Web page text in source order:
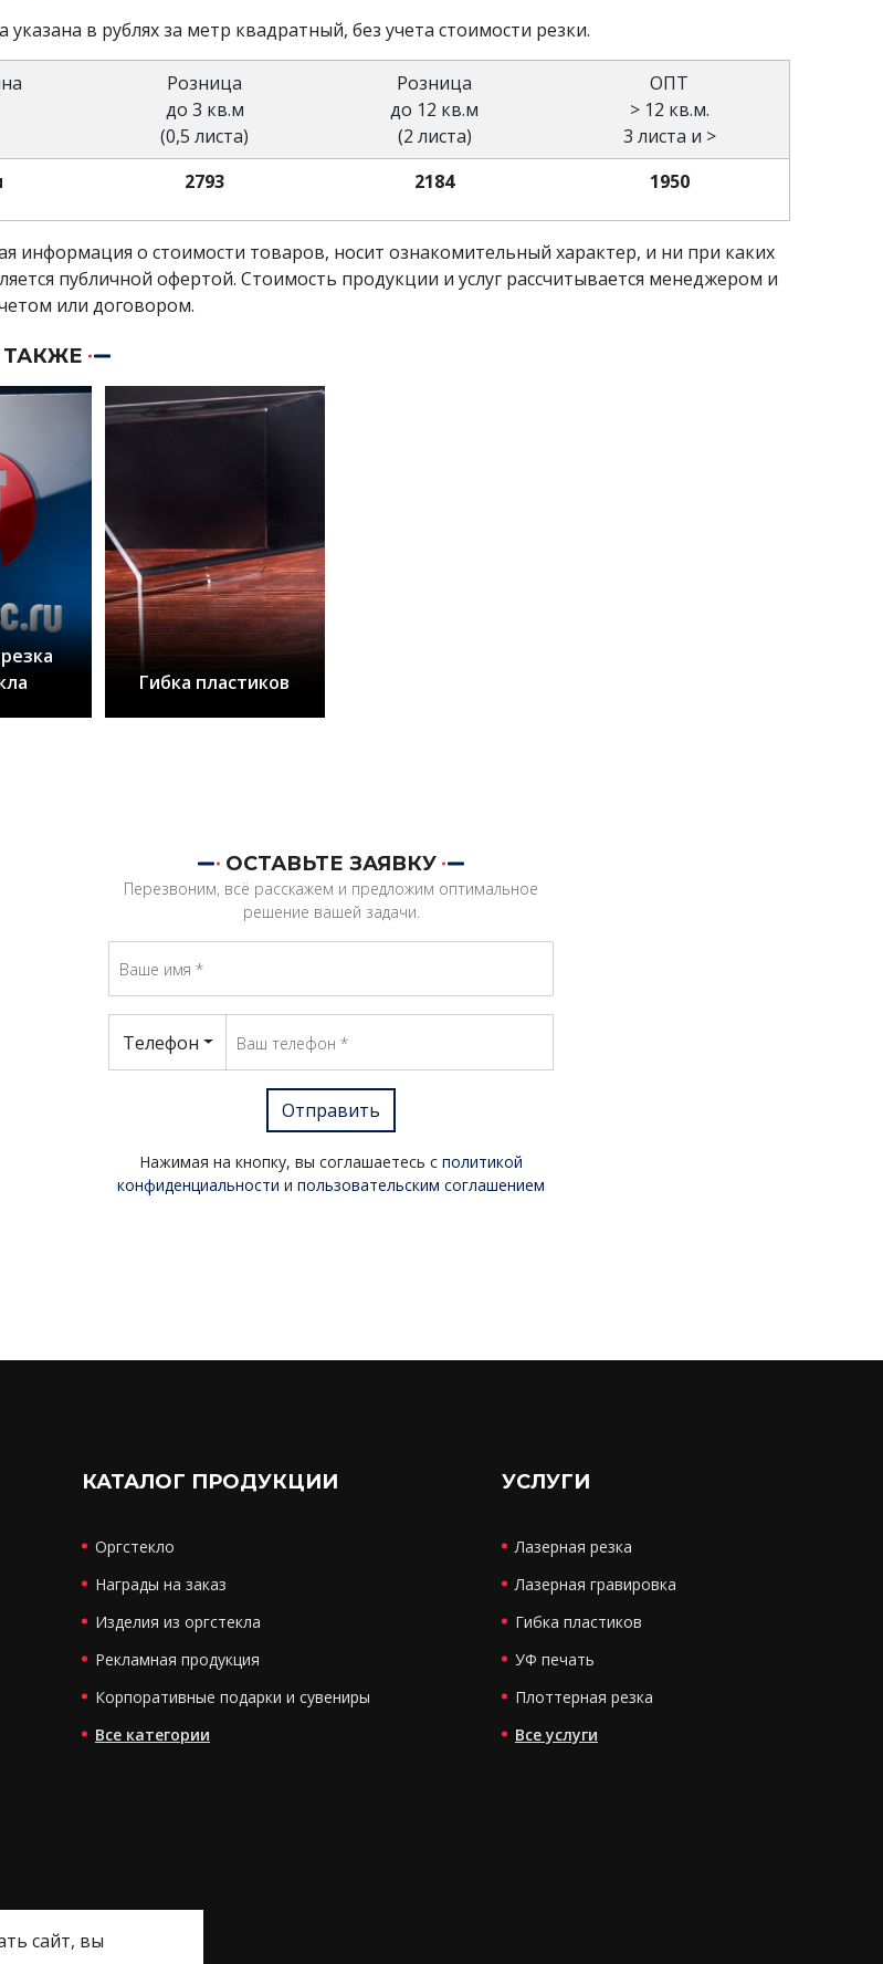
указана в рублях за метр квадратный, без учета стоимости резки.
Розница
до 3 кв.м
(0,5 листа)
Розница
до 12 кв.м
(2 листа)
ОПТ
> 12 кв.м.
3 листа и >
2793 2184 1950
информация о стоимости товаров, носит ознакомительный характер, и ни при каких
публичной офертой. Стоимость продукции и услуг рассчитывается менеджером и
или договором.
Гибка пластиков
ОСТАВЬТЕ ЗАЯВКУ
Перезвоним, всё расскажем и предложим оптимальное
решение вашей задачи.
Телефон
Отправить
Нажимая на кнопку, вы соглашаетесь с политикой
конфиденциальности и пользовательским соглашением
КАТАЛОГ ПРОДУКЦИИ
Оргстекло
Награды на заказ
Изделия из оргстекла
Рекламная продукция
Корпоративные подарки и сувениры
Все категории
УСЛУГИ
Лазерная резка
Лазерная гравировка
Гибка пластиков
УФ печать
Плоттерная резка
Все услуги
сайт, вы